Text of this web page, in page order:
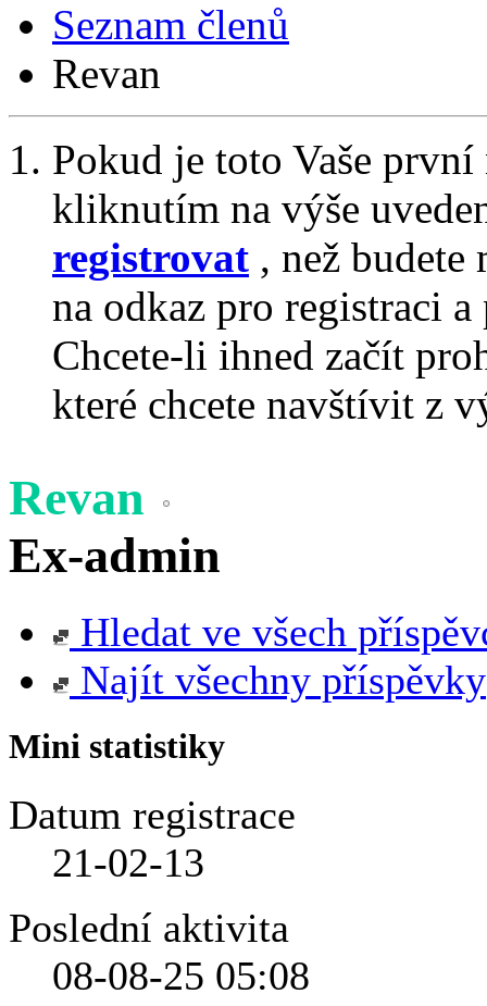
Seznam členů
Revan
Pokud je toto Vaše
kliknutím na výše
registrovat , než
na odkaz pro registraci
Chcete-li ihned začít
které chcete navštívit z
Revan
Ex-admin
Hledat ve všech
Najít všechny příspěvky
Mini statistiky
Datum registrace
21-02-13
Poslední aktivita
08-08-25 05:08